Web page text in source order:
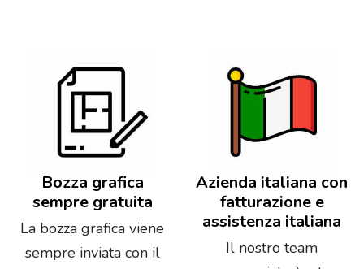
Bozza grafica
sempre gratuita
La bozza grafica viene
sempre inviata con il
Azienda italiana con
fatturazione e
assistenza italiana
Il nostro team